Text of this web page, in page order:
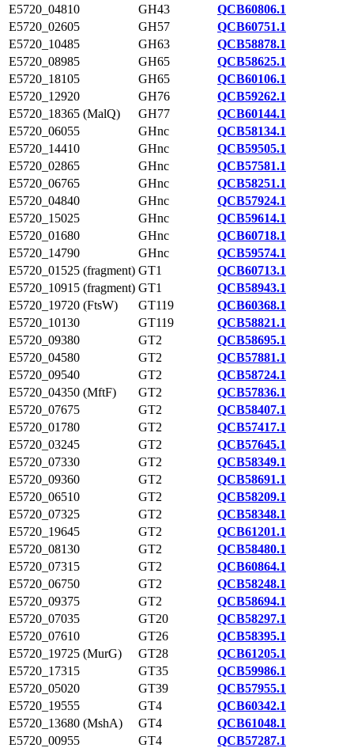
E5720_04810
GH43
QCB60806.1
E5720_02605
GH57
QCB60751.1
E5720_10485
GH63
QCB58878.1
E5720_08985
GH65
QCB58625.1
E5720_18105
GH65
QCB60106.1
E5720_12920
GH76
QCB59262.1
E5720_18365 (MalQ)
GH77
QCB60144.1
E5720_06055
GHnc
QCB58134.1
E5720_14410
GHnc
QCB59505.1
E5720_02865
GHnc
QCB57581.1
E5720_06765
GHnc
QCB58251.1
E5720_04840
GHnc
QCB57924.1
E5720_15025
GHnc
QCB59614.1
E5720_01680
GHnc
QCB60718.1
E5720_14790
GHnc
QCB59574.1
E5720_01525 (fragment) GT1
QCB60713.1
E5720_10915 (fragment) GT1
QCB58943.1
E5720_19720 (FtsW)
GT119
QCB60368.1
E5720_10130
GT119
QCB58821.1
E5720_09380
GT2
QCB58695.1
E5720_04580
GT2
QCB57881.1
E5720_09540
GT2
QCB58724.1
E5720_04350 (MftF)
GT2
QCB57836.1
E5720_07675
GT2
QCB58407.1
E5720_01780
GT2
QCB57417.1
E5720_03245
GT2
QCB57645.1
E5720_07330
GT2
QCB58349.1
E5720_09360
GT2
QCB58691.1
E5720_06510
GT2
QCB58209.1
E5720_07325
GT2
QCB58348.1
E5720_19645
GT2
QCB61201.1
E5720_08130
GT2
QCB58480.1
E5720_07315
GT2
QCB60864.1
E5720_06750
GT2
QCB58248.1
E5720_09375
GT2
QCB58694.1
E5720_07035
GT20
QCB58297.1
E5720_07610
GT26
QCB58395.1
E5720_19725 (MurG)
GT28
QCB61205.1
E5720_17315
GT35
QCB59986.1
E5720_05020
GT39
QCB57955.1
E5720_19555
GT4
QCB60342.1
E5720_13680 (MshA)
GT4
QCB61048.1
E5720_00955
GT4
QCB57287.1